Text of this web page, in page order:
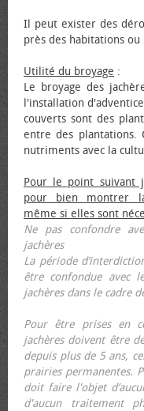
Il peut exister des
près des habitations
Utilité du broyage :
Le broyage des
l'installation
couverts sont des
entre des plantations.
nutriments avec la
Pour le point suivant
pour bien montrer
même si elles sont
Ne pas confondre
jachères
La période
être confondue avec
jachères dans le cadre
Pour être prises en
jachères doivent être
depuis plus de 5 ans,
prairies permanentes.
doit faire l'objet
d'aucun traitement